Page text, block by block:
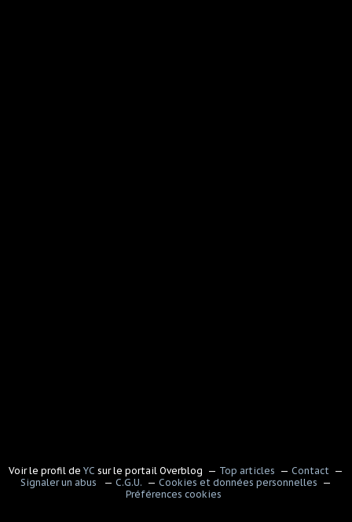
Voir le profil de YC sur le portail Overblog Top articles
Contact
Signaler un abus
C.G.U.
Cookies et données personnelles
Préférences cookies